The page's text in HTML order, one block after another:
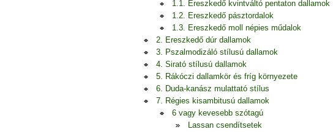
1.1. Ereszkedő kvintváltó pentaton dallamok
1.2. Ereszkedő pásztordalok
1.3. Ereszkedő moll népies műdalok
2. Ereszkedő dúr dallamok
3. Pszalmodizáló stílusú dallamok
4. Sirató stílusú dallamok
5. Rákóczi dallamkör és fríg környezete
6. Duda-kanász mulattató stílus
7. Régies kisambitusú dallamok
6 vagy kevesebb szótagú
Lassan csendítsetek